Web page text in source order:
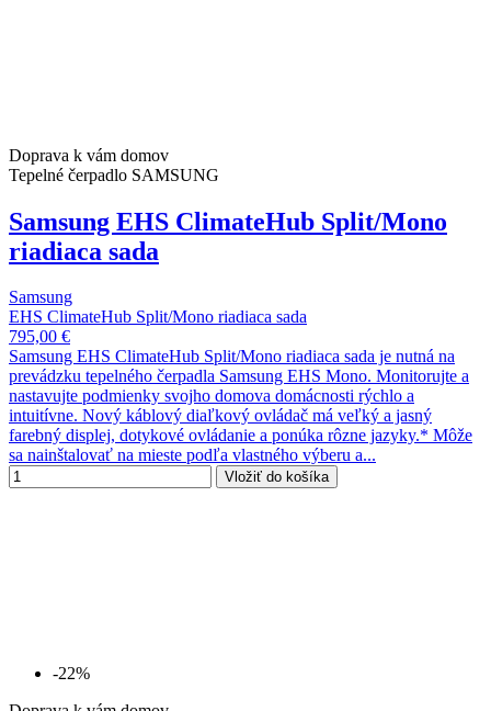
Doprava k vám domov
Tepelné čerpadlo SAMSUNG
Samsung EHS ClimateHub Split/Mono
riadiaca sada
Samsung
EHS ClimateHub Split/Mono riadiaca sada
795,00 €
Samsung EHS ClimateHub Split/Mono riadiaca sada je nutná na
prevádzku tepelného čerpadla Samsung EHS Mono. Monitorujte a
nastavujte podmienky svojho domova domácnosti rýchlo a
intuitívne. Nový káblový diaľkový ovládač má veľký a jasný
farebný displej, dotykové ovládanie a ponúka rôzne jazyky.* Môže
sa nainštalovať na mieste podľa vlastného výberu a...
Vložiť do košíka
-22%